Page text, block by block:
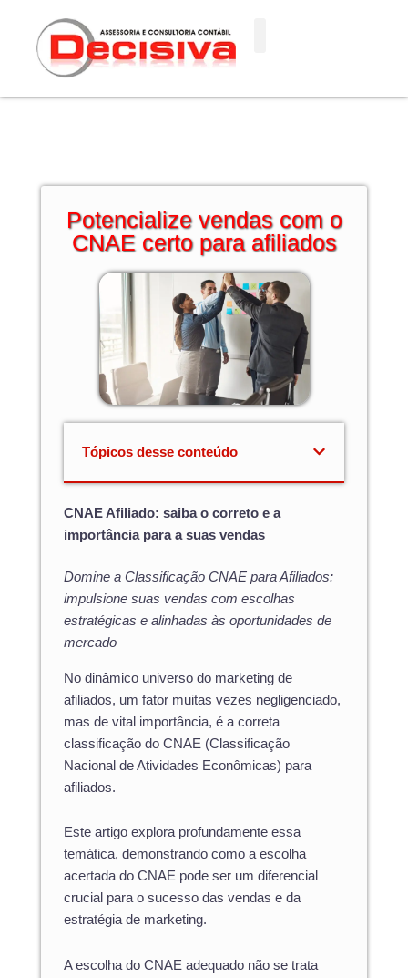
conteúdo
Potencialize vendas com o
CNAE certo para afiliados
Tópicos desse conteúdo
CNAE Afiliado: saiba o correto e a
importância para a suas vendas
Domine a Classificação CNAE para Afiliados:
impulsione suas vendas com escolhas
estratégicas e alinhadas às oportunidades de
mercado
No dinâmico universo do marketing de
afiliados, um fator muitas vezes negligenciado,
mas de vital importância, é a correta
classificação do CNAE (Classificação
Nacional de Atividades Econômicas) para
afiliados.
Este artigo explora profundamente essa
temática, demonstrando como a escolha
acertada do CNAE pode ser um diferencial
crucial para o sucesso das vendas e da
estratégia de marketing.
A escolha do CNAE adequado não se trata